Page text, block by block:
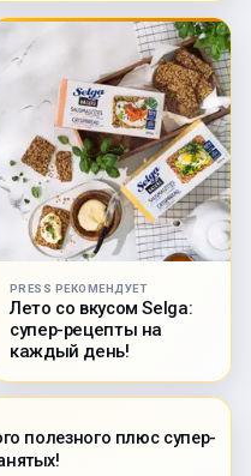
PRESS РЕКОМЕНДУЕТ
Лето со вкусом Selga:
супер-рецепты на
каждый день!
полезного плюс супер-